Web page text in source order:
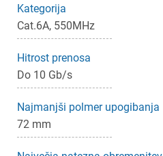
Kategorija
Cat.6A, 550MHz
Hitrost prenosa
Do 10 Gb/s
Najmanjši polmer upogibanja
72 mm